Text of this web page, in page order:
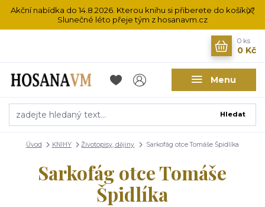
Akční nabídka do 14.8.2026. Kterou knihu si přiberete do košíku?
Slunečné léto přeje tým z hosanavm.cz
Menu
Hledat
0 ks
0 Kč
Úvod KNIHY Životopisy, dějiny Sarkofág otce Tomáše Špidlíka
Sarkofág otce Tomáše
Špidlíka